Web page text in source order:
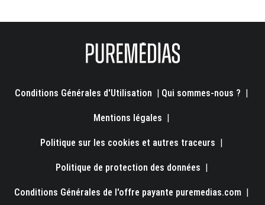
Conditions Générales d'Utilisation | Qui sommes-nous ? |
Mentions légales |
Politique sur les cookies et autres traceurs |
Politique de protection des données |
Conditions Générales de l'offre payante puremedias.com |